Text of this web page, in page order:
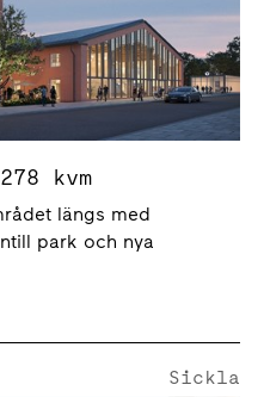
1, 4278 kvm
längs med
park och nya
Sickla